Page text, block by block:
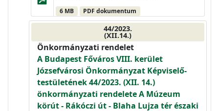
6 MB PDF dokumentum
44/2023.
(XII.14.)
Önkormányzati rendelet
A Budapest Főváros VIII. kerület
Józsefvárosi Önkormányzat Képviselő-
testületének 44/2023. (XII. 14.)
önkormányzati rendelete A Múzeum
körút - Rákóczi út - Blaha Lujza tér északi